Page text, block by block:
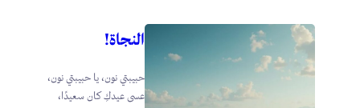
النجاة!
حبيبتي نون، يا حبيبتي نون،
عسى عيدكِ كان سعيدًا،